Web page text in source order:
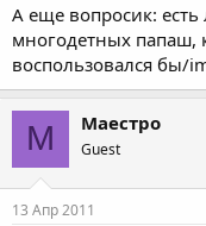
А еще вопросик:
многодетных папаш,
воспользовался бы/
М Маестро
Guest
13 Апр 2011